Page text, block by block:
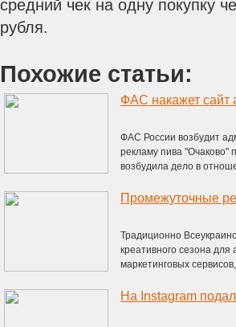
средний чек на одну покупку
рубля.
Похожие статьи:
ФАС накажет сайт
ФАС России возбудит
рекламу пива
возбудила дело в
Традиционно
креативного сезона для
маркетинговых
На Instagram